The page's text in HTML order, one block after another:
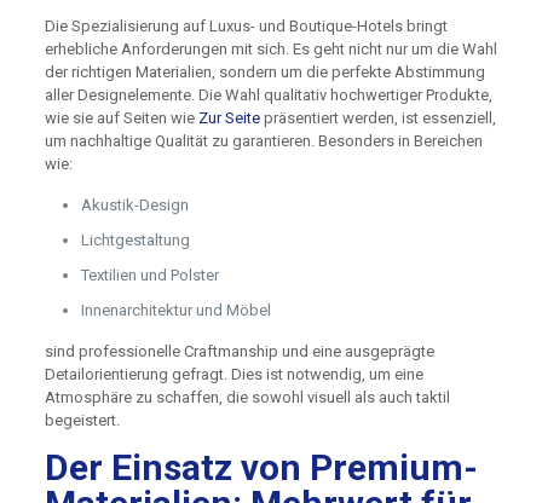
Die Spezialisierung auf Luxus- und Boutique-Hotels bringt
erhebliche Anforderungen mit sich. Es geht nicht nur um die Wahl
der richtigen Materialien, sondern um die perfekte Abstimmung
aller Designelemente. Die Wahl qualitativ hochwertiger Produkte,
wie sie auf Seiten wie Zur Seitepräsentiert werden, ist essenziell,
um nachhaltige Qualität zu garantieren. Besonders in Bereichen
wie:
Akustik-Design
Lichtgestaltung
Textilien und Polster
Innenarchitektur und Möbel
sind professionelle Craftmanship und eine ausgeprägte
Detailorientierung gefragt. Dies ist notwendig, um eine
Atmosphäre zu schaffen, die sowohl visuell als auch taktil
begeistert.
Der Einsatz von Premium-